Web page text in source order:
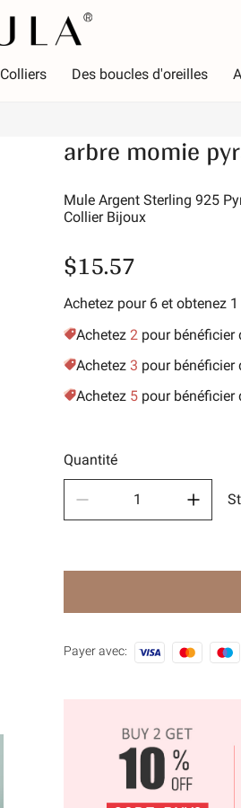
Colliers Des boucles d'oreilles
Thème
Lumineux
Vacances
Passe-
La nature
arbre momie
Mule Argent Sterling 925
Collier Bijoux
$15.57
Achetez pour 6 et obtenez 1
Achetez 2 pour bénéficier
Achetez 3 pour bénéficier
Achetez 5 pour bénéficier
Quantité
Payer avec: